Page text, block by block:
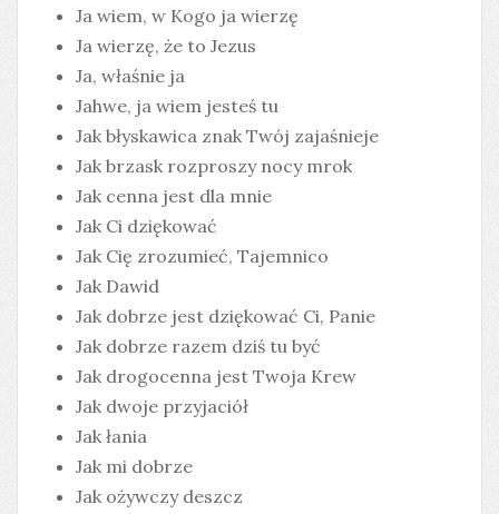
Ja wiem, w Kogo ja wierzę
Ja wierzę, że to Jezus
Ja, właśnie ja
Jahwe, ja wiem jesteś tu
Jak błyskawica znak Twój zajaśnieje
Jak brzask rozproszy nocy mrok
Jak cenna jest dla mnie
Jak Ci dziękować
Jak Cię zrozumieć, Tajemnico
Jak Dawid
Jak dobrze jest dziękować Ci, Panie
Jak dobrze razem dziś tu być
Jak drogocenna jest Twoja Krew
Jak dwoje przyjaciół
Jak łania
Jak mi dobrze
Jak ożywczy deszcz